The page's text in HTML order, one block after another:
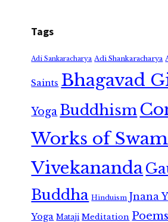
Tags
Adi Sankaracharya Adi Shankaracharya
Saints Bhagavad
Yoga Buddhism
Works of
Vivekananda
Buddha Hinduism Jnana
Yoga Mataji Meditation Poems